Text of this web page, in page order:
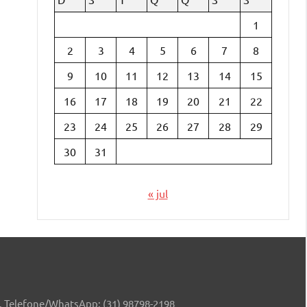
1
2
3 4 5 6 7
8
9
10 11 12 13 14
15
16
17 18 19 20 21
22
23
24 25 26 27 28
29
30
31
« jul
WhatsApp: (31) 98798-2198